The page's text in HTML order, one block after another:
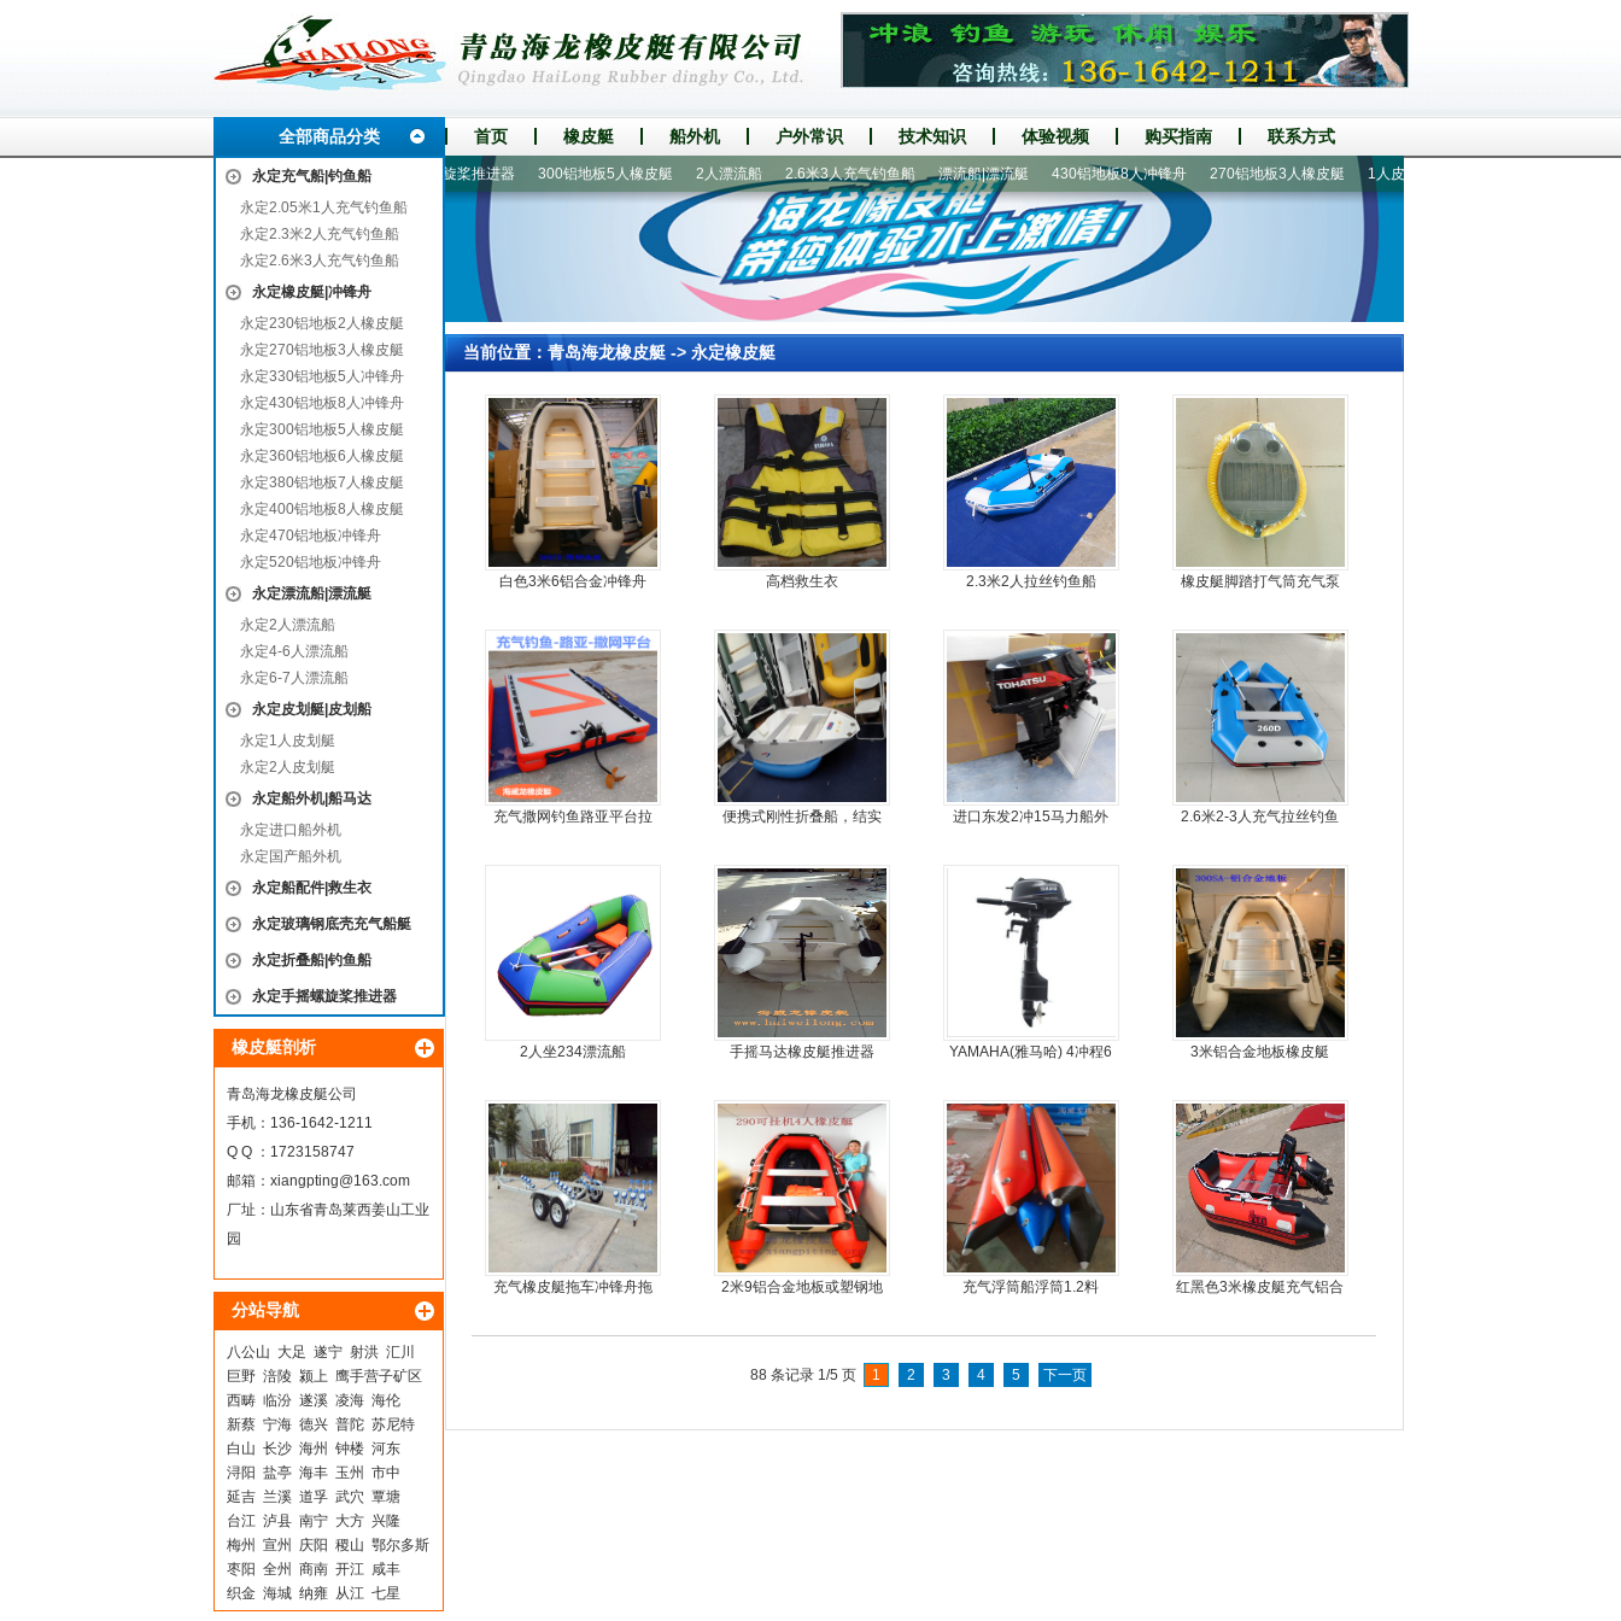
全部商品分类 首页 橡皮艇 船外机 户外常识 技术知识 体验视频 购买指南 联系方式
永定充气船|钓鱼船
永定2.05米1人充气钓鱼船
永定2.3米2人充气钓鱼船
永定2.6米3人充气钓鱼船
永定橡皮艇|冲锋舟
永定230铝地板2人橡皮艇
永定270铝地板3人橡皮艇
永定330铝地板5人冲锋舟
永定430铝地板8人冲锋舟
永定300铝地板5人橡皮艇
永定360铝地板6人橡皮艇
永定380铝地板7人橡皮艇
永定400铝地板8人橡皮艇
永定470铝地板冲锋舟
永定520铝地板冲锋舟
永定漂流船|漂流艇
永定2人漂流船
永定4-6人漂流船
永定6-7人漂流船
永定皮划艇|皮划船
永定1人皮划艇
永定2人皮划艇
永定船外机|船马达
永定进口船外机
永定国产船外机
永定船配件|救生衣
永定玻璃钢底壳充气船艇
永定折叠船|钓鱼船
永定手摇螺旋桨推进器
橡皮艇剖析
青岛海龙橡皮艇公司
手机：136-1642-1211
Q Q ：1723158747
邮箱： xiangpting@163.com
厂址：山东省青岛莱西姜山工业
园
分站导航
八公山 大足 遂宁 射洪 汇川
巨野 涪陵 颍上 鹰手营子矿区
西畴 临汾 遂溪 凌海 海伦
新蔡 宁海 德兴 普陀 苏尼特
白山 长沙 海州 钟楼 河东
浔阳 盐亭 海丰 玉州 市中
延吉 兰溪 道孚 武穴 覃塘
台江 泸县 南宁 大方 兴隆
梅州 宣州 庆阳 稷山 鄂尔多斯
枣阳 全州 商南 开江 咸丰
织金 海城 纳雍 从江 七星
船配件|救生衣 皮划艇|皮划船 手摇螺旋桨推进器 300铝地板5人橡皮艇 2人漂流船 2.6米3人充气钓鱼船 漂流船|漂流艇 430铝地板8人冲锋舟 270铝地板3人橡皮艇 1人皮划艇
当前位置： 青岛海龙橡皮艇-> 永定橡皮艇
白色3米6铝合金冲锋舟 高档救生衣 2.3米2人拉丝钓鱼船 橡皮艇脚踏打气筒充气泵
充气撒网钓鱼路亚平台拉
便携式刚性折叠船，结实
进口东发2冲15马力船外
2.6米2-3人充气拉丝钓鱼
2人坐234漂流船 手摇马达橡皮艇推进器
YAMAHA(雅马哈) 4冲程6
3米铝合金地板橡皮艇
充气橡皮艇拖车冲锋舟拖
2米9铝合金地板或塑钢地
充气浮筒船浮筒1.2料
红黑色3米橡皮艇充气铝合
88 条记录 1/5 页 1 2 3 4 5 下一页